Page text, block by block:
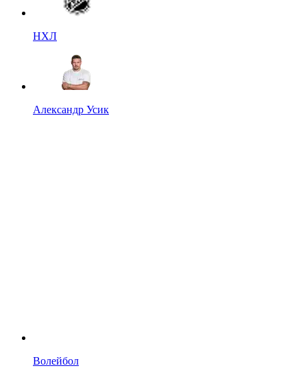
НХЛ
Александр Усик
Волейбол